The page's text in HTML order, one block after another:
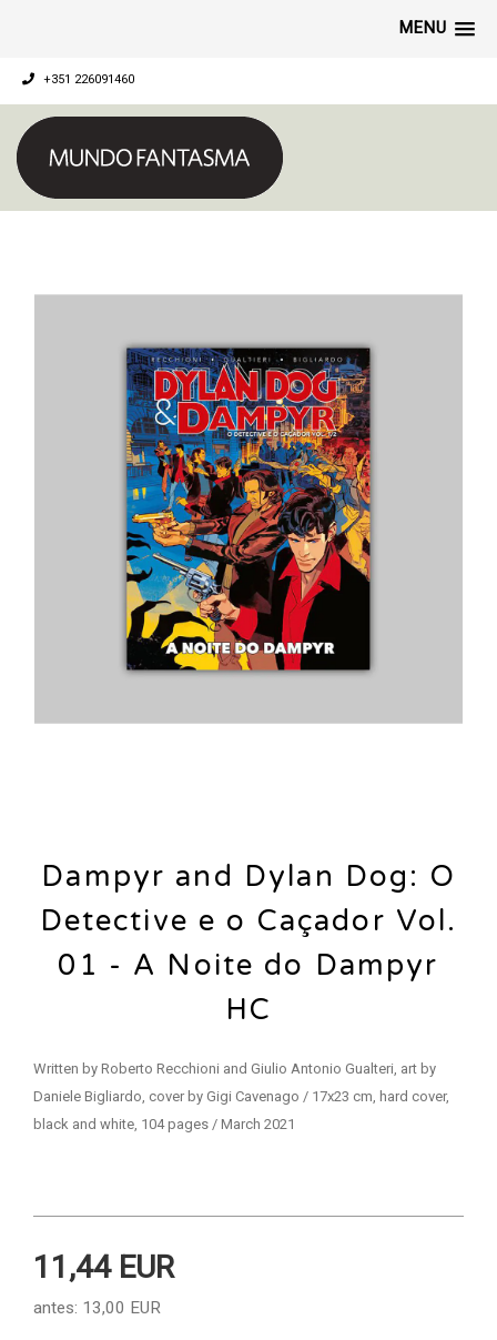
MENU
+351 226091460
Dampyr and Dylan Dog: O
Detective e o Caçador Vol.
01 - A Noite do Dampyr
HC
Written by Roberto Recchioni and Giulio Antonio Gualteri, art by
Daniele Bigliardo, cover by Gigi Cavenago / 17x23 cm, hard cover,
black and white, 104 pages / March 2021
11,44 EUR
antes: 13,00 EUR